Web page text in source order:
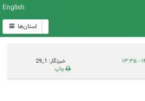
English
استان‌ها
خبرنگار: 1_29
چاپ